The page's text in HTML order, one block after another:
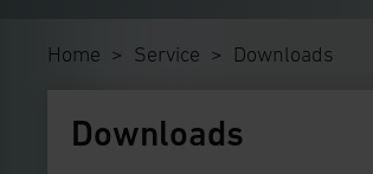
Home Service Downloads
Downloads